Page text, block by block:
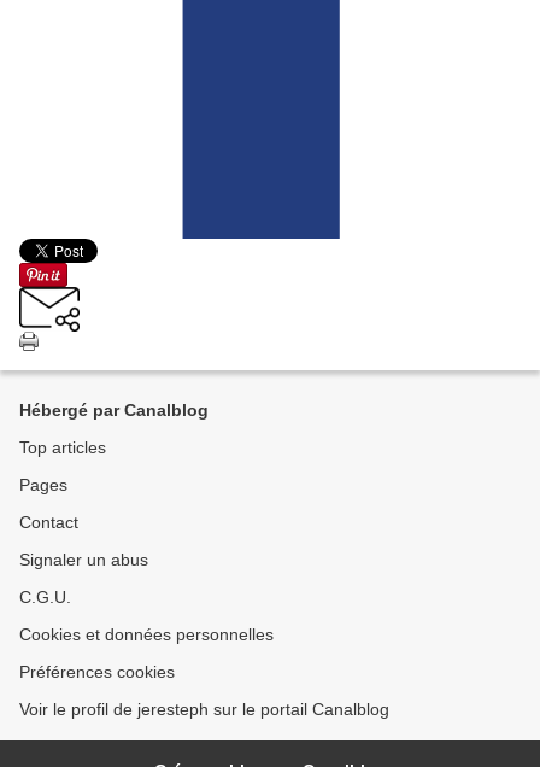
Hébergé par Canalblog
Top articles
Pages
Contact
Signaler un abus
C.G.U.
Cookies et données personnelles
Préférences cookies
Voir le profil de jeresteph sur le portail Canalblog